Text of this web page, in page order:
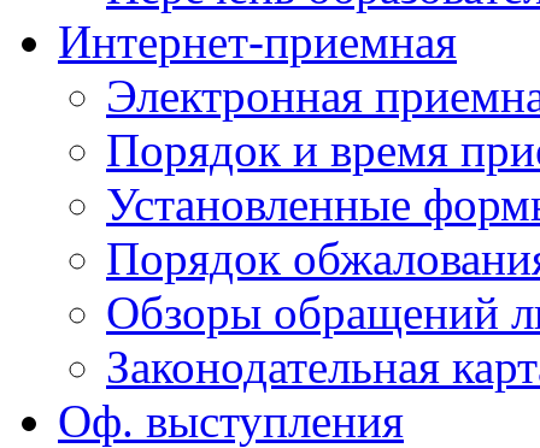
Интернет-приемная
Электронная
Порядок и время
Установленные
Порядок
Обзоры обращений
Законодательная
Оф. выступления